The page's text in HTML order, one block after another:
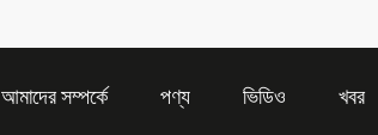
আমাদের সম্পর্কে পণ্য ভিডিও খবর